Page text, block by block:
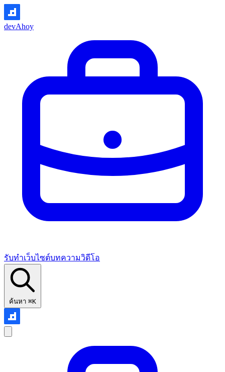
devAhoy
รับทำเว็บไซต์บทความวิดีโอ
ค้นหา ⌘K